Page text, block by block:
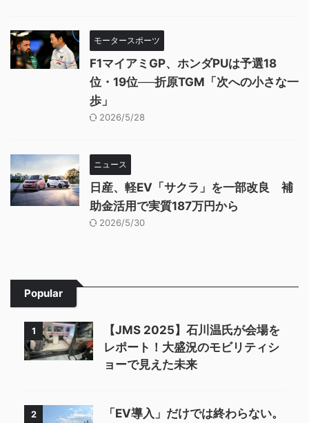
モータースポーツ
F1マイアミGP、ホンダPUは予選18
位・19位──折原TGM「次への小さな一
歩」
2026/5/28
ニュース
日産、軽EV「サクラ」を一部改良 補
助金活用で実質187万円から
2026/5/30
Popular
1
【JMS 2025】石川温氏が会場を
レポート！大盛況のモビリティシ
ョーで見えた未来
2
「EV導入」だけでは終わらない。